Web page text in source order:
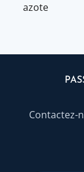
azote
Contactez-